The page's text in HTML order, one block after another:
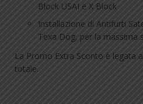
Block USAI e X Block
Installazione di Antifurti
Texa Dog, per la massima
La Promo Extra Sconto è legata
totale.